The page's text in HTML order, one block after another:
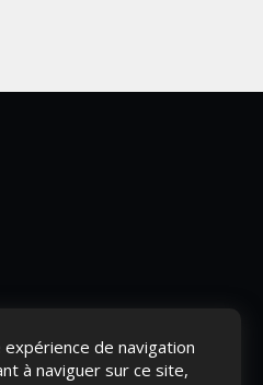
de navigation
à naviguer sur ce site,